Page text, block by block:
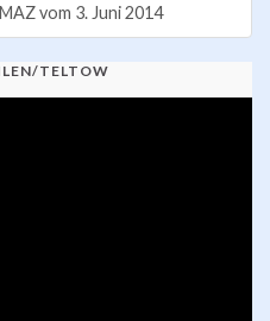
vom 3. Juni 2014
TELTOW